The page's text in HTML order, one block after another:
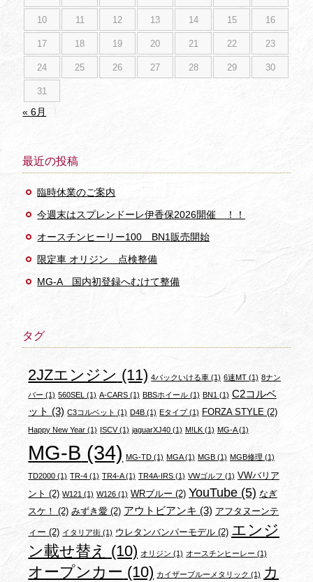
10 11 12 13 14 15 16
17 18 19 20 21 22 23
24 25 26 27 28 29 30
31
« 6月
最近の投稿
臨時休業のご案内
今週末はスプレンドーレ伊香保2026開催 ！！
オースチンヒーリー100 BN1販売開始
限定車 オリジン 点検整備
MG-A 国内初登録へむけて整備
タグ
2JZエンジン (11) 4バックいける車 (1) 6速MT (1) 8ナン
バー (1) 560SEL (1) A-CARS (1) BBSホイール(1) BN1 (1) C2コルベ
ット (3) C3コルベット (1) D4B (1) Eタイプ(1) FORZA STYLE(2)
Happy New Year (1) ISCV(1) jaguarXJ40(1) M!LK(1) MG-A(1)
MG-B (34) MG-TD (1) MGA(1) MGB (1) MGB修理 (1)
TD2000 (1) TR-4 (1) TR4-A(1) TR4A-IRS(1) VWゴルフ (1) VWバリア
ント (2) W121 (1) W126 (1) WRブルー (2) YouTube(5) なぎ
スケ！ (2) みずき愛 (2) アウトビアンキ (3) アフタヌーンテ
ィー (2) イタリア街 (1) ウレタンバンパーモデル (2) エンジ
ン載せ替え (10) オリジン (1) オースチンヒーレー (1)
オープンカー (10) カイザーブルーメタリック (1) カ